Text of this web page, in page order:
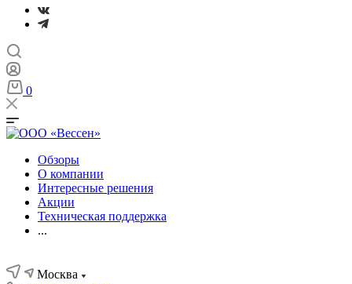
0
Обзоры
О компании
Интересные решения
Акции
Техническая поддержка
...
Москва